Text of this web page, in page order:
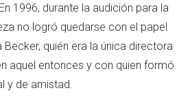
1996, durante la audición para la
no logró quedarse con el papel
quién era la única directora
aquel entonces y con quien formó
y de amistad.